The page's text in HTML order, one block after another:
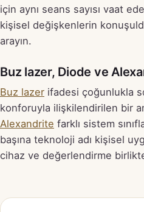
için aynı seans sayısı vaat
kişisel değişkenlerin
arayın.
Buz lazer, Diode ve
Buz lazer ifadesi çoğunlukla
konforuyla ilişkilendirilen bir
Alexandrite farklı sistem
başına teknoloji adı kişisel
cihaz ve değerlendirme birlikte